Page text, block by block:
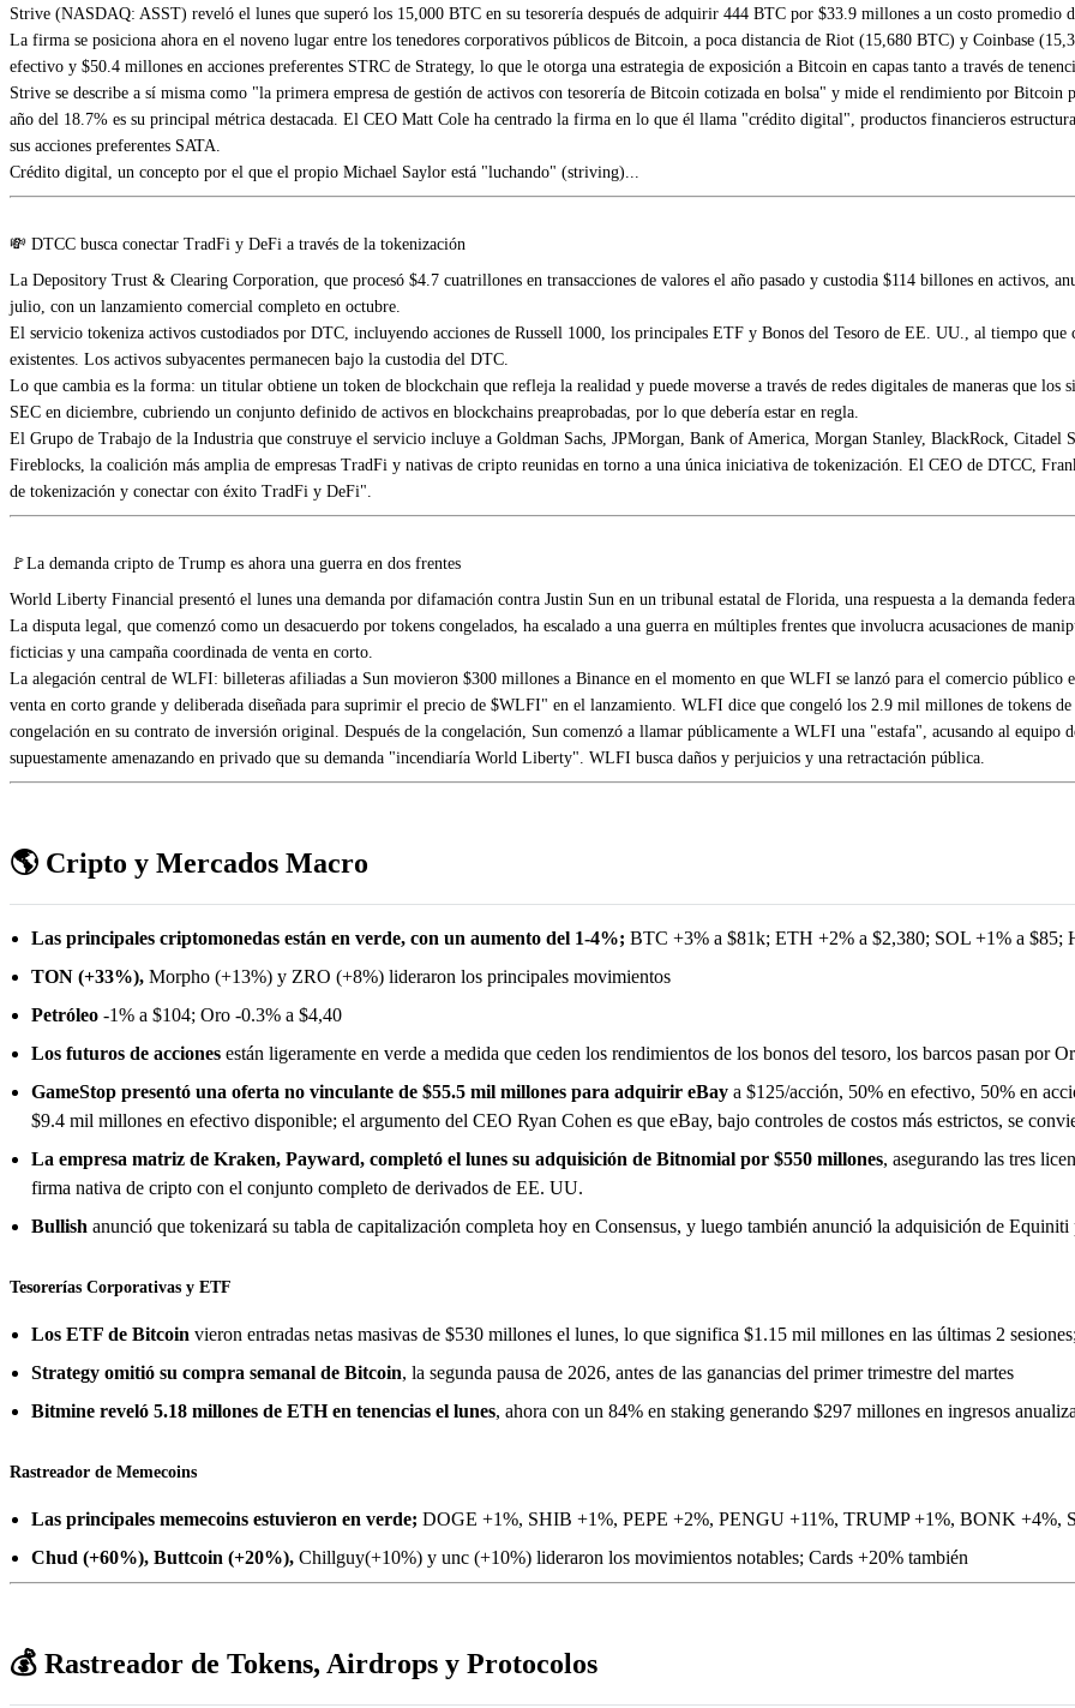
Strive (NASDAQ: ASST) reveló el lunes que superó los 15,000 BTC en su tesorería después de adquirir 444 BTC por $33.9 millones a un costo promedio
La firma se posiciona ahora en el noveno lugar entre los tenedores corporativos públicos de Bitcoin, a poca distancia de Riot (15,680 BTC) y Coinbase
efectivo y $50.4 millones en acciones preferentes STRC de Strategy, lo que le otorga una estrategia de exposición a Bitcoin en capas tanto a través de
Strive se describe a sí misma como "la primera empresa de gestión de activos con tesorería de Bitcoin cotizada en bolsa" y mide el rendimiento por
año del 18.7% es su principal métrica destacada. El CEO Matt Cole ha centrado la firma en lo que él llama "crédito digital", productos financieros
sus acciones preferentes SATA.
Crédito digital, un concepto por el que el propio Michael Saylor está "luchando" (striving)...
💸 DTCC busca conectar TradFi y DeFi a través de la tokenización
La Depository Trust & Clearing Corporation, que procesó $4.7 cuatrillones en transacciones de valores el año pasado y custodia $114 billones en activos,
julio, con un lanzamiento comercial completo en octubre.
El servicio tokeniza activos custodiados por DTC, incluyendo acciones de Russell 1000, los principales ETF y Bonos del Tesoro de EE. UU., al tiempo que
existentes. Los activos subyacentes permanecen bajo la custodia del DTC.
Lo que cambia es la forma: un titular obtiene un token de blockchain que refleja la realidad y puede moverse a través de redes digitales de maneras que los
SEC en diciembre, cubriendo un conjunto definido de activos en blockchains preaprobadas, por lo que debería estar en regla.
El Grupo de Trabajo de la Industria que construye el servicio incluye a Goldman Sachs, JPMorgan, Bank of America, Morgan Stanley, BlackRock,
Fireblocks, la coalición más amplia de empresas TradFi y nativas de cripto reunidas en torno a una única iniciativa de tokenización. El CEO de DTCC,
de tokenización y conectar con éxito TradFi y DeFi".
🚩La demanda cripto de Trump es ahora una guerra en dos frentes
World Liberty Financial presentó el lunes una demanda por difamación contra Justin Sun en un tribunal estatal de Florida, una respuesta a la demanda
La disputa legal, que comenzó como un desacuerdo por tokens congelados, ha escalado a una guerra en múltiples frentes que involucra acusaciones de
ficticias y una campaña coordinada de venta en corto.
La alegación central de WLFI: billeteras afiliadas a Sun movieron $300 millones a Binance en el momento en que WLFI se lanzó para el comercio público
venta en corto grande y deliberada diseñada para suprimir el precio de $WLFI" en el lanzamiento. WLFI dice que congeló los 2.9 mil millones de tokens
congelación en su contrato de inversión original. Después de la congelación, Sun comenzó a llamar públicamente a WLFI una "estafa", acusando al equipo
supuestamente amenazando en privado que su demanda "incendiaría World Liberty". WLFI busca daños y perjuicios y una retractación pública.
🌎 Cripto y Mercados Macro
Las principales criptomonedas están en verde, con un aumento del 1-4%; BTC +3% a $81k; ETH +2% a $2,380; SOL +1% a $85;
TON (+33%), Morpho (+13%) y ZRO (+8%) lideraron los principales movimientos
Petróleo -1% a $104; Oro -0.3% a $4,40
Los futuros de acciones están ligeramente en verde a medida que ceden los rendimientos de los bonos del tesoro, los barcos pasan por
GameStop presentó una oferta no vinculante de $55.5 mil millones para adquirir eBay a $125/acción, 50% en efectivo, 50% en
$9.4 mil millones en efectivo disponible; el argumento del CEO Ryan Cohen es que eBay, bajo controles de costos más estrictos, se
La empresa matriz de Kraken, Payward, completó el lunes su adquisición de Bitnomial por $550 millones, asegurando las tres
firma nativa de cripto con el conjunto completo de derivados de EE. UU.
Bullish anunció que tokenizará su tabla de capitalización completa hoy en Consensus, y luego también anunció la adquisición de
Tesorerías Corporativas y ETF
Los ETF de Bitcoin vieron entradas netas masivas de $530 millones el lunes, lo que significa $1.15 mil millones en las últimas 2
Strategy omitió su compra semanal de Bitcoin, la segunda pausa de 2026, antes de las ganancias del primer trimestre del martes
Bitmine reveló 5.18 millones de ETH en tenencias el lunes, ahora con un 84% en staking generando $297 millones en ingresos
Rastreador de Memecoins
Las principales memecoins estuvieron en verde; DOGE +1%, SHIB +1%, PEPE +2%, PENGU +11%, TRUMP +1%, BONK +4%,
Chud (+60%), Buttcoin (+20%), Chillguy(+10%) y unc (+10%) lideraron los movimientos notables; Cards +20% también
💰 Rastreador de Tokens, Airdrops y Protocolos